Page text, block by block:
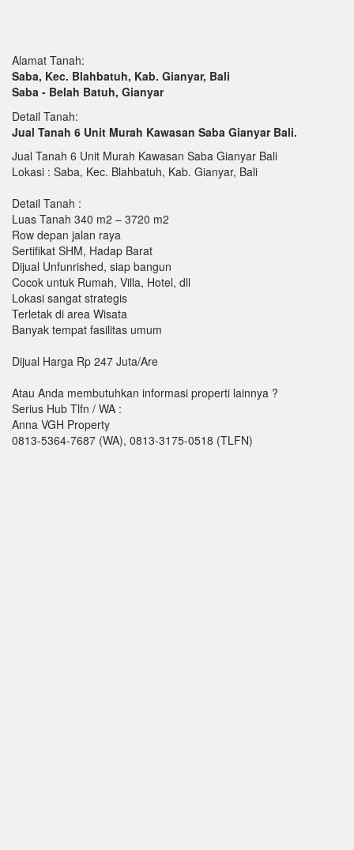
Alamat Tanah:
Saba, Kec. Blahbatuh, Kab. Gianyar, Bali
Saba - Belah Batuh, Gianyar
Detail Tanah:
Jual Tanah 6 Unit Murah Kawasan Saba Gianyar Bali.
Jual Tanah 6 Unit Murah Kawasan Saba Gianyar Bali
Lokasi : Saba, Kec. Blahbatuh, Kab. Gianyar, Bali
Detail Tanah :
Luas Tanah 340 m2 – 3720 m2
Row depan jalan raya
Sertifikat SHM, Hadap Barat
Dijual Unfunrished, siap bangun
Cocok untuk Rumah, Villa, Hotel, dll
Lokasi sangat strategis
Terletak di area Wisata
Banyak tempat fasilitas umum
Dijual Harga Rp 247 Juta/Are
Atau Anda membutuhkan informasi properti lainnya ?
Serius Hub Tlfn / WA :
Anna VGH Property
0813-5364-7687 (WA), 0813-3175-0518 (TLFN)